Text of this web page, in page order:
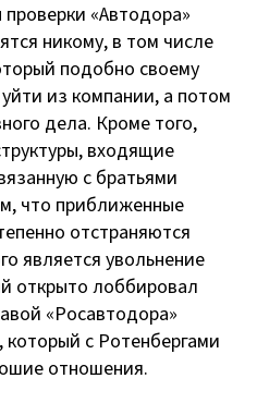
«Автодора»
никому, в том числе
подобно своему
из компании, а потом
дела. Кроме того,
входящие
с братьями
что приближенные
отстраняются
является увольнение
открыто лоббировал
«Росавтодора»
с Ротенбергами
отношения.